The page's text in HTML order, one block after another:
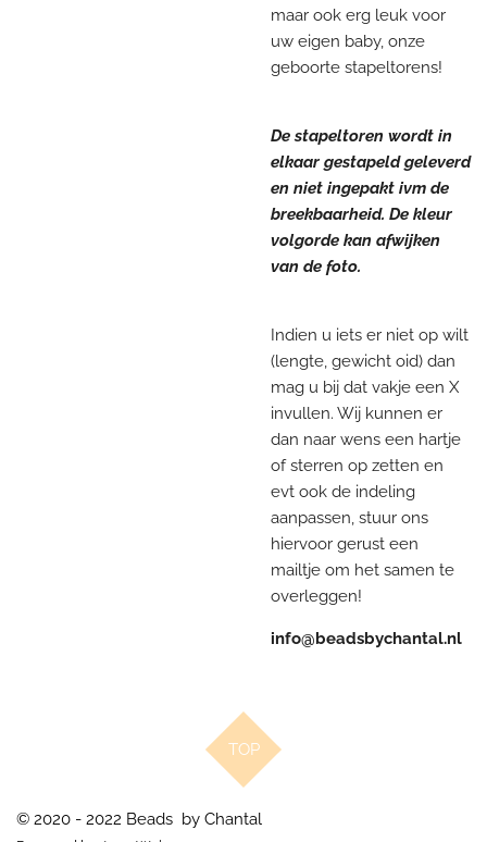
maar ook erg leuk voor
uw eigen baby, onze
geboorte stapeltorens!
De stapeltoren wordt in
elkaar gestapeld geleverd
en niet ingepakt ivm de
breekbaarheid. De kleur
volgorde kan afwijken
van de foto.
Indien u iets er niet op wilt
(lengte, gewicht oid) dan
mag u bij dat vakje een X
invullen. Wij kunnen er
dan naar wens een hartje
of sterren op zetten en
evt ook de indeling
aanpassen, stuur ons
hiervoor gerust een
mailtje om het samen te
overleggen!
info@beadsbychantal.nl
TOP
© 2020 - 2022 Beads by Chantal